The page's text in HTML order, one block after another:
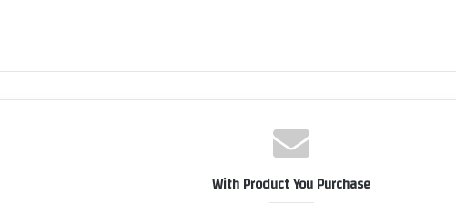
With Product You Purchase